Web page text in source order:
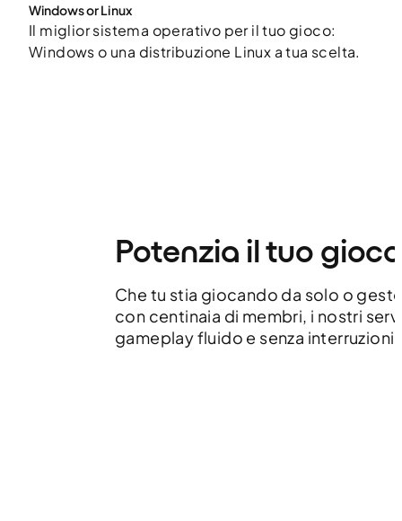
Windows or Linux
Il miglior sistema operativo per il tuo gioco:
Windows o una distribuzione Linux a tua scelta.
Potenzia il tuo gioco
Che tu stia giocando da solo o
con centinaia di membri, i nostri
gameplay fluido e senza interruzioni.